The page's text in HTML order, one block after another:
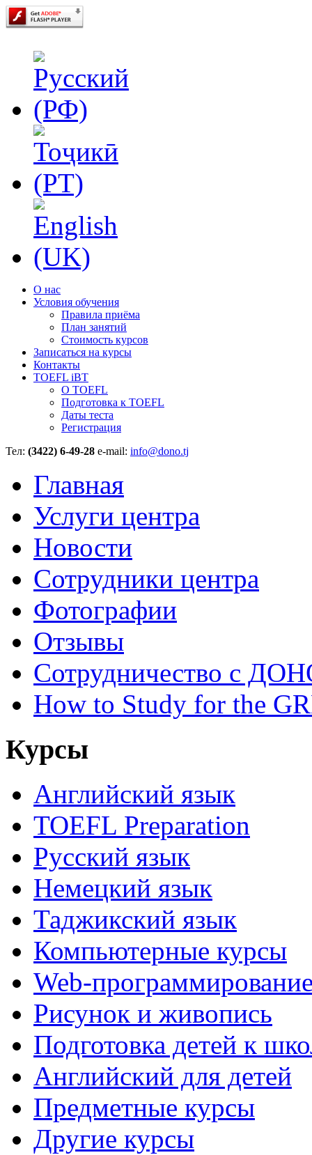
О нас
Условия обучения
Правила приёма
План занятий
Стоимость курсов
Записаться на курсы
Контакты
TOEFL iBT
О TOEFL
Подготовка к TOEFL
Даты теста
Регистрация
Тел: (3422) 6-49-28 e-mail: info@dono.tj
Главная
Услуги центра
Новости
Сотрудники центра
Фотографии
Отзывы
Сотрудничество с
How to Study for the
Курсы
Английский язык
TOEFL Preparation
Русский язык
Немецкий язык
Таджикский язык
Компьютерные курсы
Web-
Рисунок и живопись
Подготовка детей к
Английский для детей
Предметные курсы
Другие курсы